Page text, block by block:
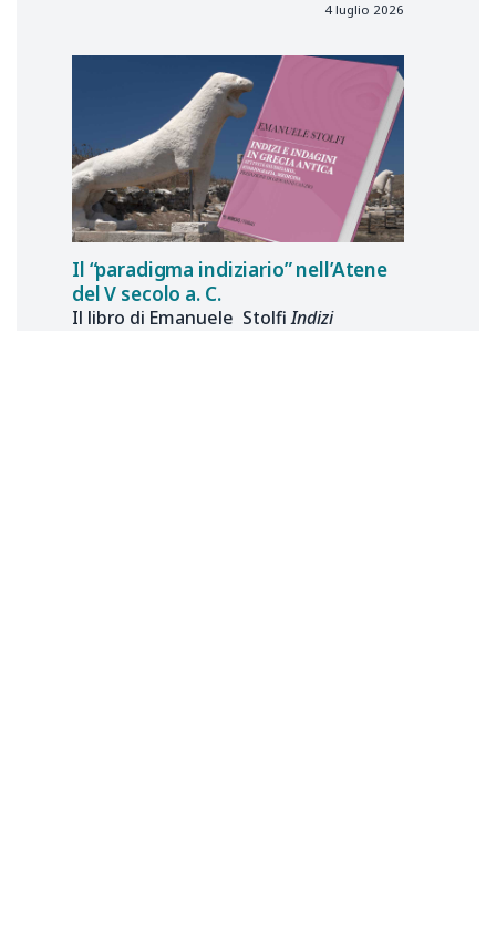
4 luglio 2026
Il “paradigma indiziario” nell’Atene
del V secolo a. C.
Il libro di Emanuele StolfiIndizi